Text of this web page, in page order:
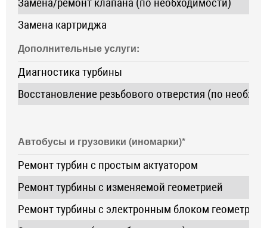
Замена картриджа
Дополнительные услуги:
Диагностика турбины
Восстановление резьбового отверстия (по
Автобусы и грузовики (иномарки)*
Ремонт турбин с простым актуатором
Ремонт турбины с изменяемой геометрией
Ремонт турбины с электронным блоком геометрии